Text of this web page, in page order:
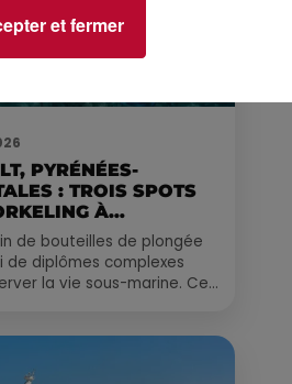
PYRÉNÉES-
: TROIS SPOTS
À
de bouteilles de plongée
de diplômes complexes
la vie sous-marine. Cet
et fermer